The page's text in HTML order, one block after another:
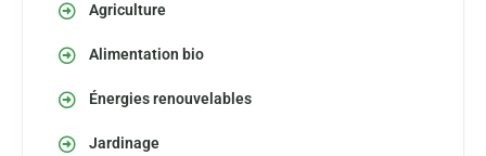
Agriculture
Alimentation bio
Énergies renouvelables
Jardinage